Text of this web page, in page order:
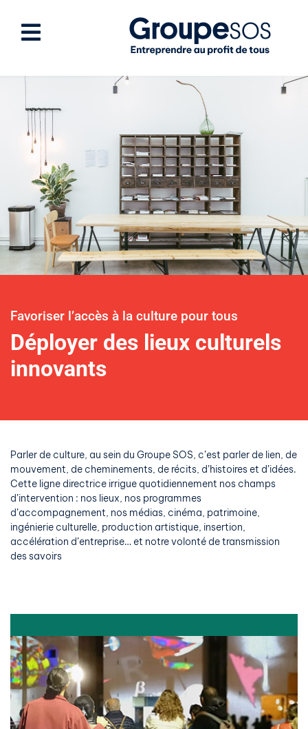
Favoriser l’accès à la culture pour tous
Déployer des lieux culturels
innovants
Parler de culture, au sein du Groupe SOS, c’est parler de lien, de
mouvement, de cheminements, de récits, d’histoires et d’idées.
Cette ligne directrice irrigue quotidiennement nos champs
d’intervention : nos lieux, nos programmes
d’accompagnement, nos médias, cinéma, patrimoine,
ingénierie culturelle, production artistique, insertion,
accélération d’entreprise… et notre volonté de transmission
des savoirs